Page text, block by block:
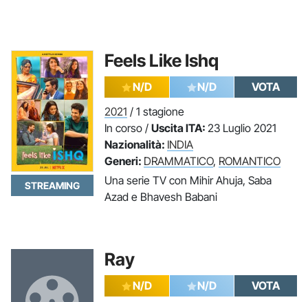
Feels Like Ishq
STREAMING
N/D N/D
VOTA
2021 / 1 stagione
In corso / Uscita ITA: 23 Luglio 2021
Nazionalità: INDIA
Generi: DRAMMATICO, ROMANTICO
Una serie TV con Mihir Ahuja, Saba
Azad e Bhavesh Babani
Ray
N/D N/D
VOTA